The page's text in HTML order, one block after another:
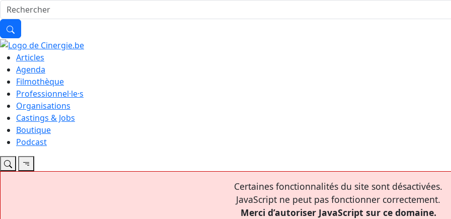
Articles
Agenda
Filmothèque
Professionnel·le·s
Organisations
Castings & Jobs
Boutique
Podcast
Certaines fonctionnalités du site sont désactivées.
JavaScript ne peut pas fonctionner correctement.
Merci d’autoriser JavaScript sur ce domaine.